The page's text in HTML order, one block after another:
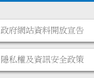
政府網站資料開放宣告
隱私權及資訊安全政策